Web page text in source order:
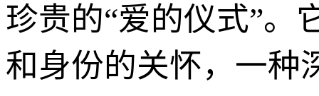
珍贵的“爱的仪式”。
和身份的关怀，一种